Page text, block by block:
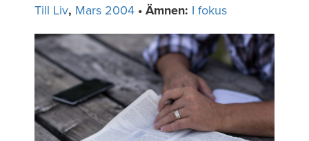
Till Liv, Mars 2004 • Ämnen: I fokus